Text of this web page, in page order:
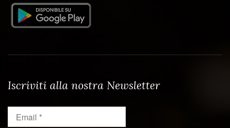
Iscriviti alla nostra Newsletter